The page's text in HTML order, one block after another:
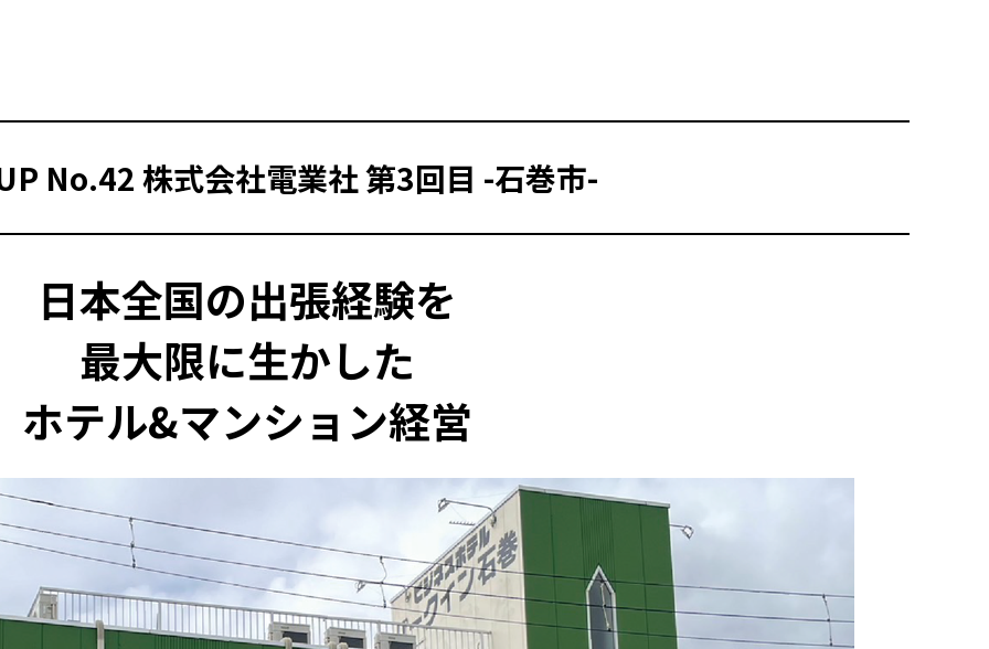
No.42 株式会社電業社 第3回目 -石巻市-
日本全国の出張経験を
最大限に生かした
ホテル&マンション経営